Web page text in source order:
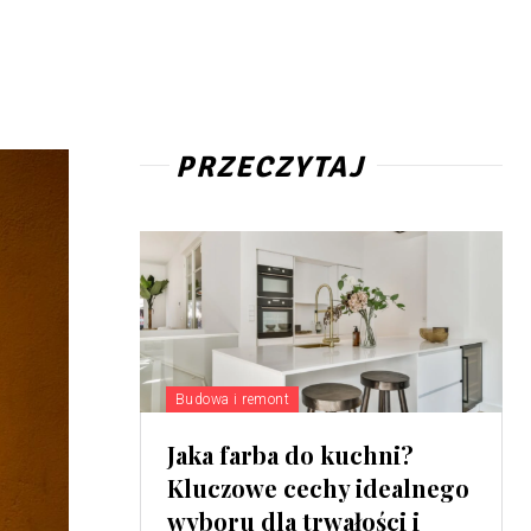
PRZECZYTAJ
Budowa i remont
Jaka farba do kuchni?
Kluczowe cechy idealnego
wyboru dla trwałości i